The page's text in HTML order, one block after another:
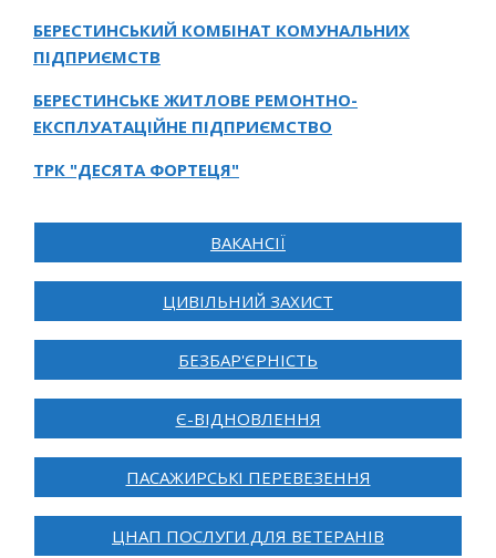
БЕРЕСТИНСЬКИЙ КОМБІНАТ КОМУНАЛЬНИХ
ПІДПРИЄМСТВ
БЕРЕСТИНСЬКЕ ЖИТЛОВЕ РЕМОНТНО-
ЕКСПЛУАТАЦІЙНЕ ПІДПРИЄМСТВО
ТРК "ДЕСЯТА ФОРТЕЦЯ"
ВАКАНСІЇ
ЦИВІЛЬНИЙ ЗАХИСТ
БЕЗБАР'ЄРНІСТЬ
Є-ВІДНОВЛЕННЯ
ПАСАЖИРСЬКІ ПЕРЕВЕЗЕННЯ
ЦНАП ПОСЛУГИ ДЛЯ ВЕТЕРАНІВ